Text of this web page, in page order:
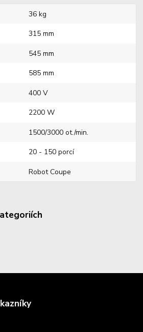
36 kg
315 mm
545 mm
585 mm
400 V
2200 W
1500/3000 ot./min.
20 - 150 porcí
Robot Coupe